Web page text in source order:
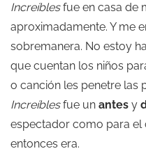
Increíblesfue en casa de
aproximadamente. Y me
sobremanera. No estoy
que cuentan los niños
o canción les penetre las
Increíblesfue un antes y
espectador como para
entonces era.